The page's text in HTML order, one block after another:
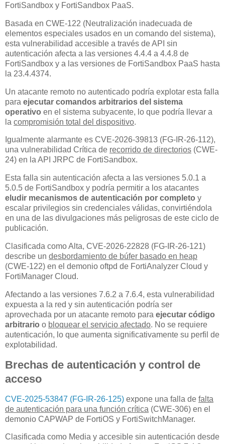
FortiSandbox y FortiSandbox PaaS.
Basada en CWE-122 (Neutralización inadecuada de
elementos especiales usados en un comando del sistema),
esta vulnerabilidad accesible a través de API sin
autenticación afecta a las versiones 4.4.4 a 4.4.8 de
FortiSandbox y a las versiones de FortiSandbox PaaS hasta
la 23.4.4374.
Un atacante remoto no autenticado podría explotar esta falla
para ejecutar comandos arbitrarios del sistema
operativo en el sistema subyacente, lo que podría llevar a
la compromisión total del dispositivo.
Igualmente alarmante es CVE-2026-39813 (FG-IR-26-112),
una vulnerabilidad Crítica de recorrido de directorios (CWE-
24) en la API JRPC de FortiSandbox.
Esta falla sin autenticación afecta a las versiones 5.0.1 a
5.0.5 de FortiSandbox y podría permitir a los atacantes
eludir mecanismos de autenticación por completo y
escalar privilegios sin credenciales válidas, convirtiéndola
en una de las divulgaciones más peligrosas de este ciclo de
publicación.
Clasificada como Alta, CVE-2026-22828 (FG-IR-26-121)
describe un desbordamiento de búfer basado en heap
(CWE-122) en el demonio oftpd de FortiAnalyzer Cloud y
FortiManager Cloud.
Afectando a las versiones 7.6.2 a 7.6.4, esta vulnerabilidad
expuesta a la red y sin autenticación podría ser
aprovechada por un atacante remoto para ejecutar código
arbitrario o bloquear el servicio afectado. No se requiere
autenticación, lo que aumenta significativamente su perfil de
explotabilidad.
Brechas de autenticación y control de
acceso
CVE-2025-53847 (FG-IR-26-125) expone una falla de falta
de autenticación para una función crítica (CWE-306) en el
demonio CAPWAP de FortiOS y FortiSwitchManager.
Clasificada como Media y accesible sin autenticación desde